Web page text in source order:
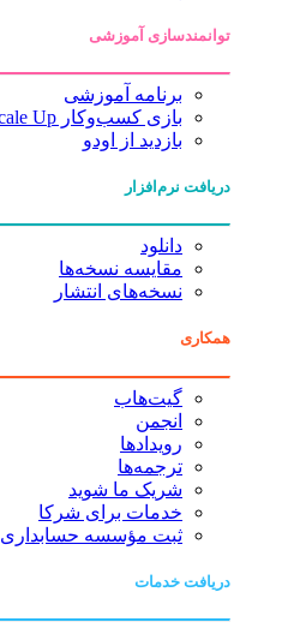
توانمندسازی آموزشی
برنامه آموزشی
بازی کسب‌وکار Scale Up!
بازدید از اودو
دریافت نرم‌افزار
دانلود
مقایسه نسخه‌ها
نسخه‌های انتشار
همکاری
گیت‌هاب
انجمن
رویدادها
ترجمه‌ها
شریک ما شوید
خدمات برای شرکا
ثبت مؤسسه حسابداری
دریافت خدمات